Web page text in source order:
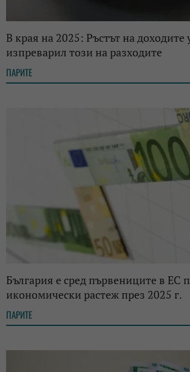
В края на 2025: Ръстът на доходите
изпреварил този на разходите
ПАРИТЕ
България е сред първениците в ЕС
икономически растеж през 2025 г.
ПАРИТЕ